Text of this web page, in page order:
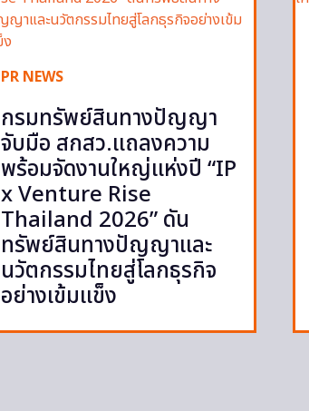
PR NEWS
กรมทรัพย์สินทางปัญญา
จับมือ สกสว.แถลงความ
พร้อมจัดงานใหญ่แห่งปี “IP
x Venture Rise
Thailand 2026” ดัน
ทรัพย์สินทางปัญญาและ
นวัตกรรมไทยสู่โลกธุรกิจ
อย่างเข้มแข็ง